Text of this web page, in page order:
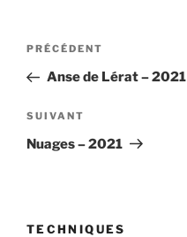
Navigation
l’article
Article
précédent
PRÉCÉDENT
Anse de Lérat – 2021
Article
suivant
SUIVANT
Nuages – 2021
TECHNIQUES